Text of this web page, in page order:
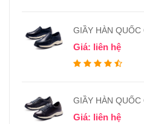
GIẦY HÀN QUỐC
Giá: liên hệ
GIẦY HÀN QUỐC
Giá: liên hệ